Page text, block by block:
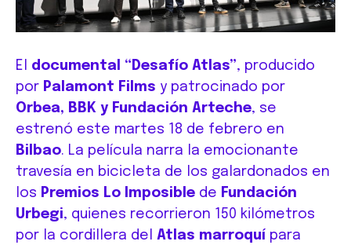
El documental “Desafío Atlas”, producido
por Palamont Films y patrocinado por
Orbea, BBK y Fundación Arteche, se
estrenó este martes 18 de febrero en
Bilbao. La película narra la emocionante
travesía en bicicleta de los galardonados en
los Premios Lo Imposible de Fundación
Urbegi, quienes recorrieron 150 kilómetros
por la cordillera del Atlas marroquí para